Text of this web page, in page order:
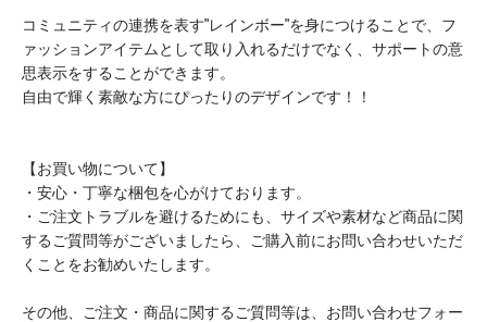
コミュニティの連携を表す"レインボー"を身につけることで、フ
ァッションアイテムとして取り入れるだけでなく、サポートの意
思表示をすることができます。
自由で輝く素敵な方にぴったりのデザインです！！
【お買い物について】
・安心・丁寧な梱包を心がけております。
・ご注文トラブルを避けるためにも、サイズや素材など商品に関
するご質問等がございましたら、ご購入前にお問い合わせいただ
くことをお勧めいたします。
その他、ご注文・商品に関するご質問等は、お問い合わせフォー